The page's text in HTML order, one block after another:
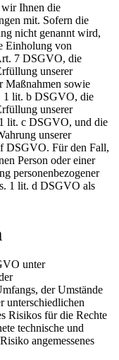
Ihnen die
mit. Sofern die
nicht genannt wird,
Einholung von
7 DSGVO, die
unserer
Maßnahmen sowie
1 lit. b DSGVO, die
unserer
lit. c DSGVO, und die
unserer
DSGVO. Für den Fall,
Person oder einer
personenbezogener
1 lit. d DSGVO als
unter
der Umstände
unterschiedlichen
Risikos für die Rechte
technische und
angemessenes